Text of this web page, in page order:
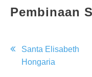
Pembinaan
Post
navigation
Santa Elisabeth
Hongaria